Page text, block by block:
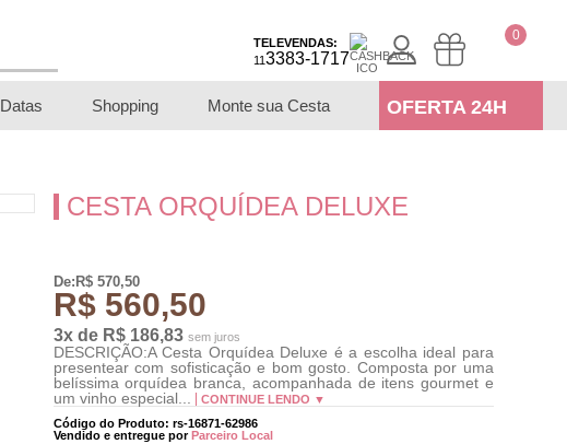
0
TELEVENDAS:
113383-1717
Datas Shopping Monte sua Cesta OFERTA 24H
CESTA ORQUÍDEA DELUXE
De:R$ 570,50
R$ 560,50
3x de R$ 186,83 sem juros
DESCRIÇÃO:A Cesta Orquídea Deluxe é a escolha ideal para
presentear com sofisticação e bom gosto. Composta por uma
belíssima orquídea branca, acompanhada de itens gourmet e
um vinho especial...
CONTINUE LENDO ▼
Código do Produto: rs-16871-62986
Vendido e entregue porParceiro Local